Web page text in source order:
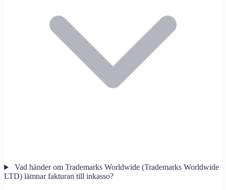
Vad händer om Trademarks Worldwide (Trademarks Worldwide
LTD) lämnar fakturan till inkasso?